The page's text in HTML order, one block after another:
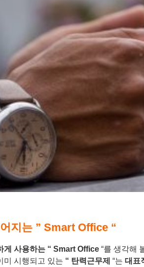
지는 ” Smart Office “
게 사용하는 “ Smart Office “를 생각해
미 시행되고 있는 “ 탄력근무제 “는 대표